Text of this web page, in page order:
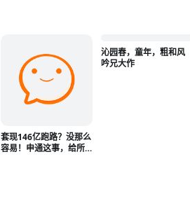
套现146亿跑路？没那么
容易！申通这事，给所
沁园春，童年，粗和风
吟兄大作